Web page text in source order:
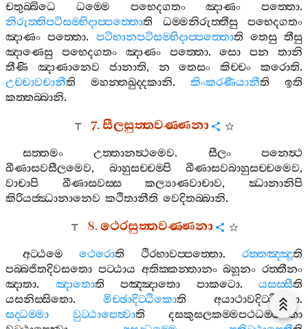
චතුබ‍්බිධෙ
ධම‍්මෙ පභෙදගතං ඤාණං පත‍්තො.
නිරුත‍්තිපටිසම‍්භිදාප‍්පත‍්තොති ධම‍්මනිරුත‍්තීසු
පභෙදගතං
ඤාණං පත‍්තො. පටිභානපටිසම‍්භිදාප‍්පත‍්තොති තෙසු තීසු
ඤාණෙසු
පභෙදගතං ඤාණං පත‍්තො.සො පන
තානි
තීණි
ඤාණානෙව ජානාති, න තෙසං කිච‍්චං කරොති.
උච‍්චාවචානීති මහන‍්තඛුද‍්දකානි. කිංකරණීයානීති
ඉති
කත‍්තබ‍්බානි.
7.සීලසුත‍්තවණ‍්ණනා
සත‍්තමං උත‍්තානත්‍ථමෙව. සීලං
පනෙත්‍ථ
ඛීණාසවසීලමෙව, බාහුසච‍්චම‍්පි ඛීණාසවබාහුසච‍්චමෙව,
වාචාපි
ඛීණාසවස‍්ස කල්‍යාණවාචාව,ඣානානිපි
කිරියජ‍්ඣානානෙව කථිතානීති වෙදිතබ‍්බානි.
8.ථෙරසුත‍්තවණ‍්ණනා
අට‍්ඨමෙ ථෙරොති ථිරභාවප‍්පත‍්තො.රත‍්තඤ‍්ඤූති
පබ‍්බජිතදිවසතො පට‍්ඨාය අතික‍්කන‍්තානං බහූනං රත‍්තීනං
ඤාතා. ඤාතොති පඤ‍්ඤාතො පාකටො. යසස‍්සීති
යසනිස‍්සිතො. මිච‍්ඡාදිට‍්ඨිකොති අයාථාවදිට‍්ඨිකො.
සද‍්ධම‍්මා
වුට‍්ඨාපෙත්‍වාති
දසකුසලකම‍්මපථධම‍්මතො